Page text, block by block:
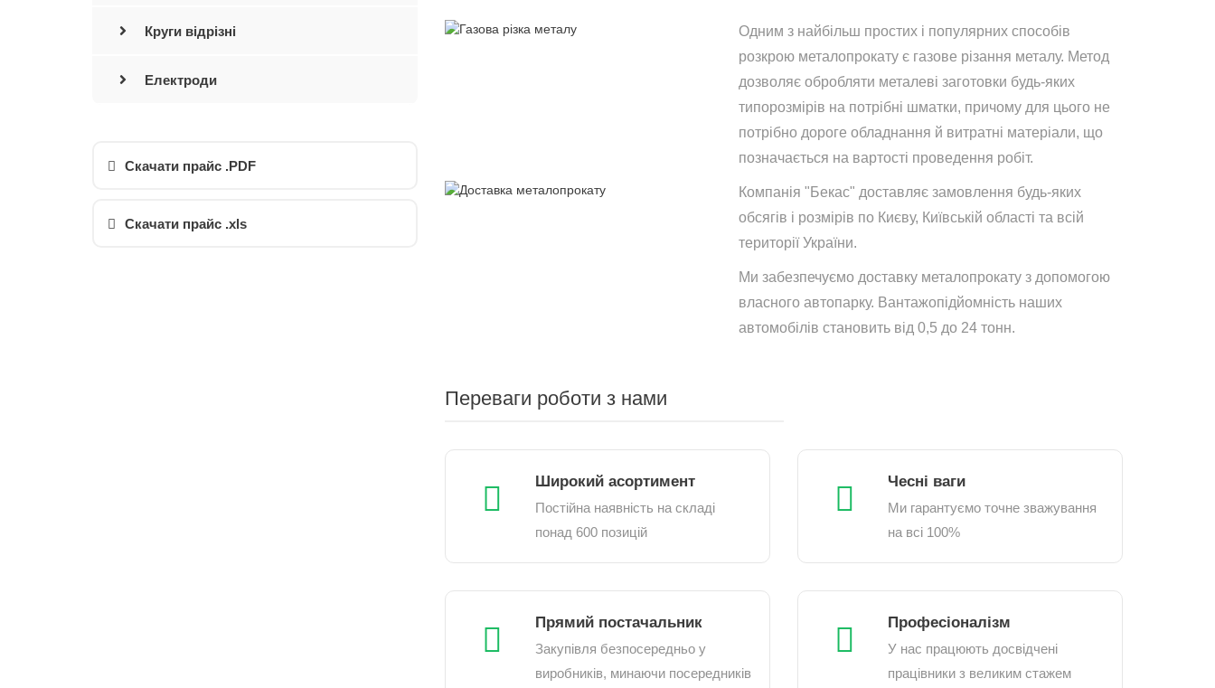
Круги відрізні
Електроди
Скачати прайс .PDF
Скачати прайс .xls
Одним з найбільш простих і популярних способів
розкрою металопрокату є газове різання металу. Метод
дозволяє обробляти металеві заготовки будь-яких
типорозмірів на потрібні шматки, причому для цього не
потрібно дороге обладнання й витратні матеріали, що
позначається на вартості проведення робіт.
Компанія "Бекас" доставляє замовлення будь-яких
обсягів і розмірів по Києву, Київській області та всій
території України.
Ми забезпечуємо доставку металопрокату з допомогою
власного автопарку. Вантажопідйомність наших
автомобілів становить від 0,5 до 24 тонн.
Переваги роботи з нами
Широкий асортимент
Постійна наявність на складі
понад 600 позицій
Чесні ваги
Ми гарантуємо точне зважування
на всі 100%
Прямий постачальник
Закупівля безпосередньо у
виробників, минаючи посередників
Професіоналізм
У нас працюють досвідчені
працівники з великим стажем